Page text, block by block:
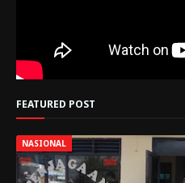
FEATURED POST
NASIONAL